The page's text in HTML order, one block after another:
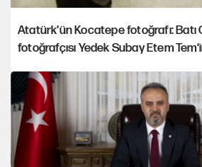
Atatürk’ün Kocatepe fotoğrafı: Batı
fotoğrafçısı Yedek Subay Etem